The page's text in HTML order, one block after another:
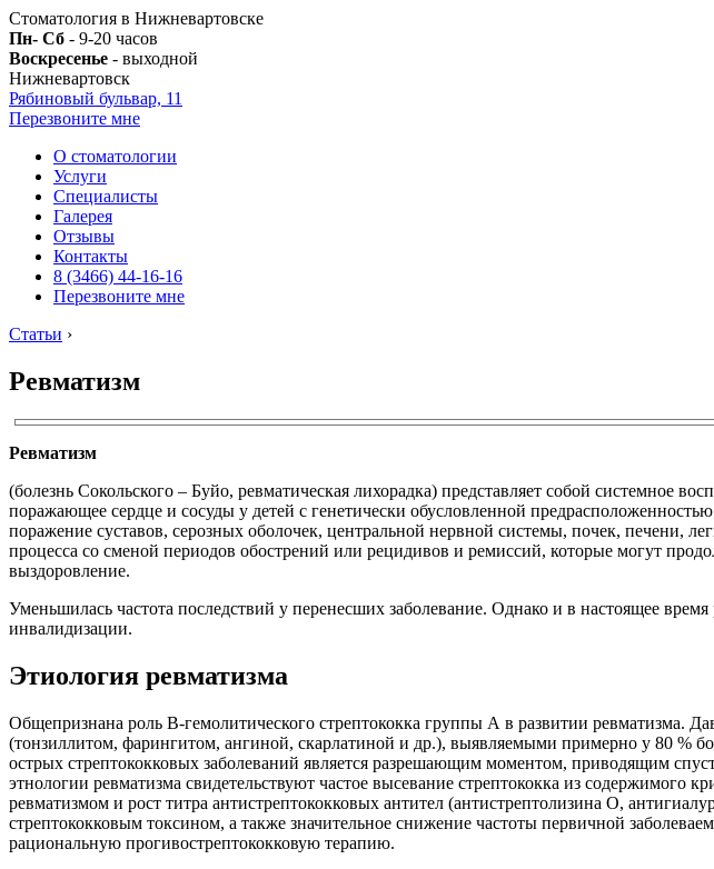
Стоматология в Нижневартовске
Пн- Сб - 9-20 часов
Воскресенье - выходной
Нижневартовск
Рябиновый бульвар, 11
Перезвоните мне
О стоматологии
Услуги
Специалисты
Галерея
Отзывы
Контакты
8 (3466) 44-16-16
Перезвоните мне
Статьи ›
Ревматизм
Ревматизм
(болезнь Сокольского – Буйо, ревматическая лихорадка) представляет собой системное
поражающее сердце и сосуды у детей с генетически обусловленной
поражение суставов, серозных оболочек, центральной нервной системы, почек, печени,
процесса со сменой периодов обострений или рецидивов и ремиссий, которые могут
выздоровление.
Уменьшилась частота последствий у перенесших заболевание. Однако и в настоящее
инвалидизации.
Этиология ревматизма
Общепризнана роль В-гемолитического стрептококка группы А в развитии ревматизма.
(тонзиллитом, фарингитом, ангиной, скарлатиной и др.), выявляемыми примерно у 80 %
острых стрептококковых заболеваний является разрешающим моментом, приводящим
этнологии ревматизма свидетельствуют частое высевание стрептококка из
ревматизмом и рост титра антистрептококковых антител (антистрептолизина О,
стрептококковым токсином, а также значительное снижение частоты первичной
рациональную прогивострептококковую терапию.